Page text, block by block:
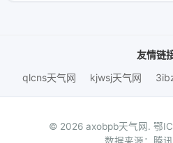
友情链
qlcns天气网
kjwsj天气网
© 2026 axobpb天气网. 鄂